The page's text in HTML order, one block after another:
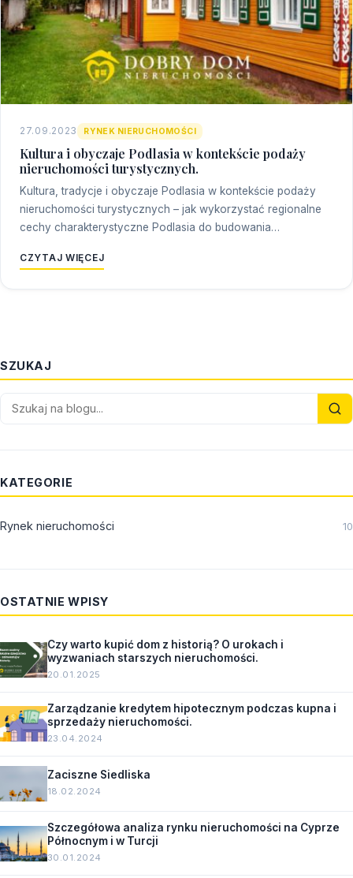
27.09.2023 RYNEK NIERUCHOMOŚCI
Kultura i obyczaje Podlasia w kontekście podaży
nieruchomości turystycznych.
Kultura, tradycje i obyczaje Podlasia w kontekście podaży
nieruchomości turystycznych – jak wykorzystać regionalne
cechy charakterystyczne Podlasia do budowania…
CZYTAJ WIĘCEJ
SZUKAJ
KATEGORIE
Rynek nieruchomości 10
OSTATNIE WPISY
Czy warto kupić dom z historią? O urokach i
wyzwaniach starszych nieruchomości.
20.01.2025
Zarządzanie kredytem hipotecznym podczas kupna i
sprzedaży nieruchomości.
23.04.2024
Zaciszne Siedliska
18.02.2024
Szczegółowa analiza rynku nieruchomości na Cyprze
Północnym i w Turcji
30.01.2024